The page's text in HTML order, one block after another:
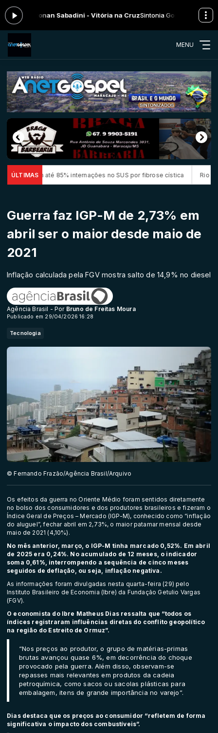
Ronan Sabadini - Vitória na CruzSintonia Gospel das 00:00 às
MENU
ÚLTIMAS
em até 85% internações no SUS por fibrose cística Rio concentra
Guerra faz IGP-M de 2,73% em
abril ser o maior desde maio de
2021
Inflação calculada pela FGV mostra salto de 14,9% no diesel
Agência Brasil - Por Bruno de Freitas Moura
Publicado em 29/04/2026 16:28
Tecnologia
© Fernando Frazão/Agência Brasil/Arquivo
Os efeitos da guerra noOriente Médio foram sentidos diretamente
no bolso dos consumidores e dos produtores brasileiros e fizeram o
Índice Geral de Preços – Mercado (IGP-M), conhecido como “inflação
do aluguel”, fechar abril em 2,73%, o maior patamar mensal desde
maio de 2021 (4,10%).
No mês anterior, março, o IGP-M tinha marcado 0,52%. Em abril
de 2025 era 0,24%. No acumulado de 12 meses, o indicador
soma 0,61%, interrompendo a sequência de cinco meses
seguidos de deflação, ou seja, inflação negativa.
As informações foram divulgadas nesta quarta-feira (29) pelo
Instituto Brasileiro de Economia (Ibre) da Fundação Getulio Vargas
(FGV).
O economista do Ibre Matheus Dias ressalta que “todos os
índices registraram influências diretas do conflito geopolítico
na região do Estreito de Ormuz”.
“Nos preços ao produtor, o grupo de matérias-primas
brutas avançou quase 6%, em decorrência do choque
provocado pela guerra. Além disso, observam-se
repasses mais relevantes em produtos da cadeia
petroquímica, como sacos ou sacolas plásticas para
embalagem, itens de grande importância no varejo”.
Dias destaca que os preços ao consumidor “refletem de forma
significativa o impacto dos combustíveis”.